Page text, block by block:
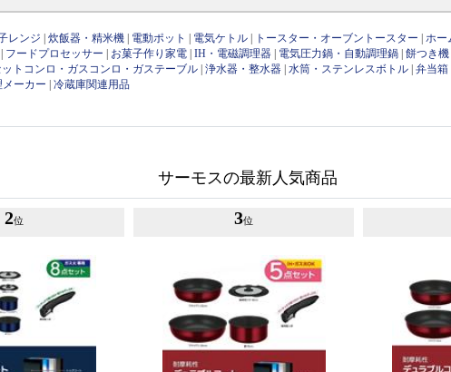
レンジ |炊飯器・精米機 電動ポット 電気ケトル トースター・オーブントースター |ホー
フードプロセッサー お菓子作り家電 |IH・電磁調理器 電気圧力鍋・自動調理鍋 |餅つき機
ットコンロ・ガスコンロ・ガステーブル |浄水器・整水器 |水筒・ステンレスボトル |弁当箱
メーカー |冷蔵庫関連用品
サーモスの最新人気商品
2位 3位